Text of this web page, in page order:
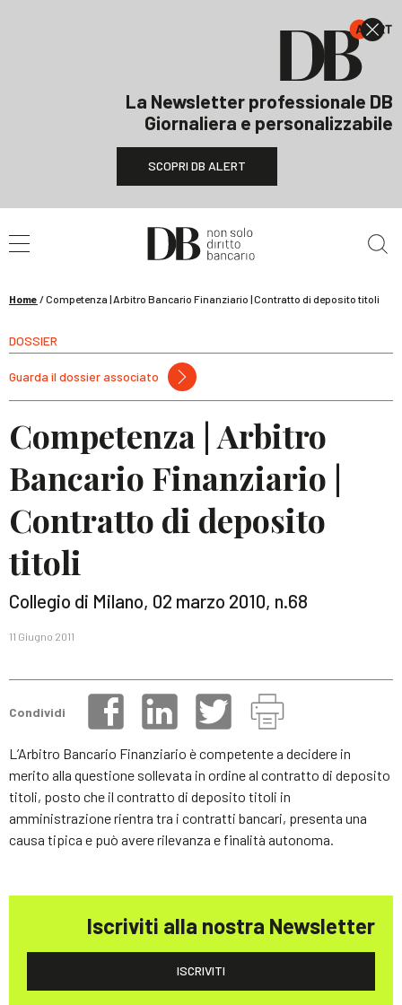
La Newsletter professionale DB
Giornaliera e personalizzabile
SCOPRI DB ALERT
Home /Competenza | Arbitro Bancario Finanziario | Contratto di deposito titoli
DOSSIER
Guarda il dossier associato
Competenza | Arbitro
Bancario Finanziario |
Contratto di deposito
titoli
Collegio di Milano, 02 marzo 2010, n.68
11 Giugno 2011
Condividi
L’Arbitro Bancario Finanziario è competente a decidere in
merito alla questione sollevata in ordine al contratto di deposito
titoli, posto che il contratto di deposito titoli in
amministrazione rientra tra i contratti bancari, presenta una
causa tipica e può avere rilevanza e finalità autonoma.
Iscriviti alla nostra Newsletter
ISCRIVITI